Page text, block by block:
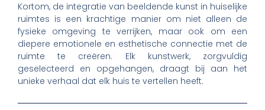
Kortom, de integratie van beeldende kunst in huiselijke
ruimtes is een krachtige manier om niet alleen de
fysieke omgeving te verrijken, maar ook om een
diepere emotionele en esthetische connectie met de
ruimte te creëren. Elk kunstwerk, zorgvuldig
geselecteerd en opgehangen, draagt bij aan het
unieke verhaal dat elk huis te vertellen heeft.